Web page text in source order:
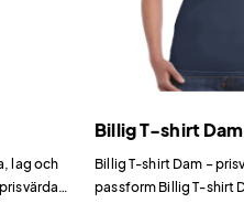
lag och
Billig T-shirt Dam
Billig T-shirt Dam –
passform Billig T-shirt